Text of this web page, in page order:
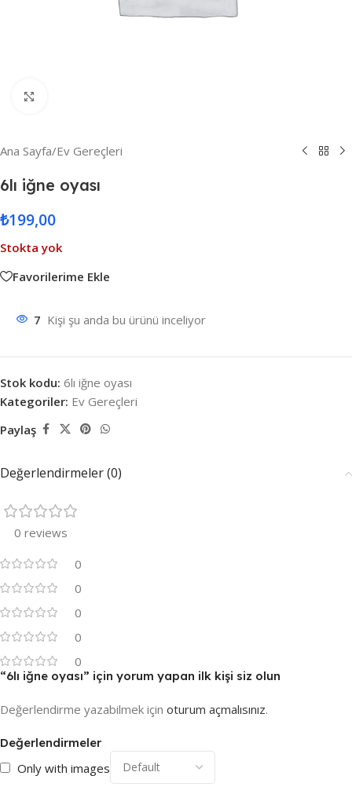
Ana Sayfa/Ev Gereçleri
6lı iğne oyası
₺199,00
Stokta yok
Favorilerime Ekle
7 Kişi şu anda bu ürünü inceliyor
Stok kodu: 6lı iğne oyası
Kategoriler: Ev Gereçleri
Paylaş
Değerlendirmeler (0)
0 reviews
0
0
0
0
0
Değerlendirmeler
Only with images
“6lı iğne oyası” için yorum yapan ilk kişi siz olun
Değerlendirme yazabilmek için oturum açmalısınız.